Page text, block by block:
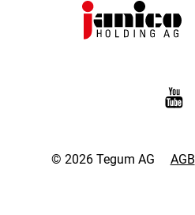
AGB
© 2026 Tegum AG